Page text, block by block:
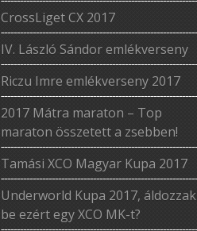
CrossLiget CX 2017
IV. László Sándor emlékverseny
Riczu Imre emlékverseny 2017
2017 Mátra maraton – Top
maraton összetett a zsebben!
Tamási XCO Magyar Kupa 2017
Underworld Kupa 2017, áldozzak
be ezért egy XCO MK-t?